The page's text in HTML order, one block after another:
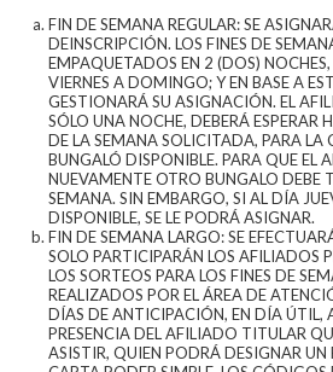
FIN DE SEMANA REGULAR: SE
DEINSCRIPCIÓN. LOS FINES DE
EMPAQUETADOS EN 2 (DOS)
VIERNES A DOMINGO; Y EN BASE A
GESTIONARÁ SU ASIGNACIÓN. EL
SÓLO UNA NOCHE, DEBERÁ ESPERAR
DE LA SEMANA SOLICITADA, PARA LA
BUNGALÓ DISPONIBLE. PARA QUE EL
NUEVAMENTE OTRO BUNGALO DEBE
SEMANA. SIN EMBARGO, SI AL DÍA
DISPONIBLE, SE LE PODRÁ ASIGNAR.
FIN DE SEMANA LARGO: SE
SOLO PARTICIPARÁN LOS AFILIADOS
LOS SORTEOS PARA LOS FINES DE
REALIZADOS POR EL ÁREA DE
DÍAS DE ANTICIPACIÓN, EN DÍA ÚTIL,
PRESENCIA DEL AFILIADO TITULAR
ASISTIR, QUIEN PODRÁ DESIGNAR UN